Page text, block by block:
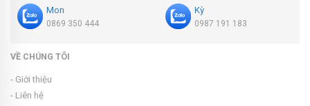
Mon
0869 350 444
Kỳ
0987 191 183
VỀ CHÚNG TÔI
- Giới thiệu
- Liên hệ